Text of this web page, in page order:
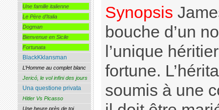
Synopsis
bouche d’un
l’unique
fortune.
soumis à une
Une famille italienne
Le Père d’Italia
Dogman
Bienvenue en Sicile
Fortunata
BlackKklansman
L’Homme au complet blanc
Jericó, le vol infini des jours
Una questione privata
Hitler Vs Picasso
Une heure près de toi